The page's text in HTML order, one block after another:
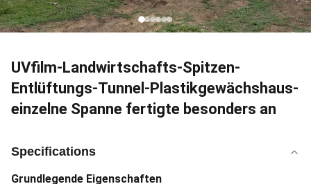
UVfilm-Landwirtschafts-Spitzen-
Entlüftungs-Tunnel-Plastikgewächshaus-
einzelne Spanne fertigte besonders an
Specifications
Grundlegende Eigenschaften